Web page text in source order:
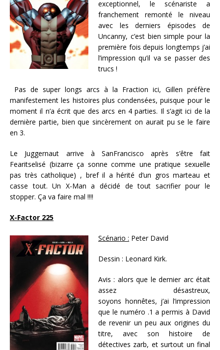
exceptionnel, le scénariste a
franchement remonté le niveau
avec les derniers épisodes de
Uncanny, c’est bien simple pour la
première fois depuis longtemps j’ai
l’impression qu’il va se passer des
trucs !
Pas de super longs arcs à la Fraction ici, Gillen préfère
manifestement les histoires plus condensées, puisque pour le
moment il n’a écrit que des arcs en 4 parties. Il s’agit ici de la
dernière partie, bien que sincèrement on aurait pu se le faire
en 3.
Le Juggernaut arrive à SanFrancisco après s’être fait
Fearitselisé (bizarre ça sonne comme une pratique sexuelle
pas très catholique) , bref il a hérité d’un gros marteau et
casse tout. Un X-Man a décidé de tout sacrifier pour le
stopper. Ça va faire mal !!!!
X-Factor 225
Scénario : Peter David
Dessin : Leonard Kirk.
Avis : alors que le dernier arc était
assez désastreux,
soyons honnêtes, j’ai l’impression
que le numéro .1 a permis à David
de revenir un peu aux origines du
titre, avec son histoire de
détectives zarb, et surtout un final